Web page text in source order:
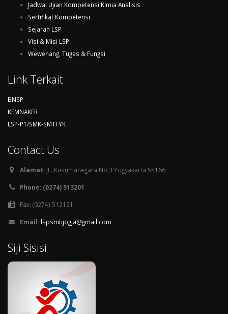
Jadwal Ujian Kompetensi Kimia Analisis
Sertifikat Kompetensi
Sejarah LSP
Visi & Misi LSP
Wewenang, Tugas & Fungsi
Link Terkait
BNSP
KEMNAKER
LSP-P1/SMK-SMTI YK
Contact Us
Alamat: JL. Kusumanegara No.3 Yogyakarta 55166
Phone: (0274) 513201
Fax: (0274) 512121
Email: lspsmtijogja@gmail.com
Siji Sisisi